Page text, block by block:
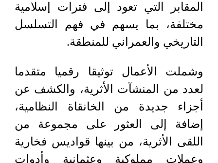
المقابر التي تعود إلى فترات إسلامية
مختلفة، بما يسهم في فهم التسلسل
التاريخي والعمراني للمنطقة.
وشملت الأعمال توثيقا رقميا متقدما
لعدد من المنشآت الأثرية، والكشف عن
أجزاء جديدة من الخانقاة النظامية،
إضافة إلى العثور على مجموعة من
اللقى الأثرية، من بينها قواديس فخارية
وعملات مملوكية وعثمانية وأدوات